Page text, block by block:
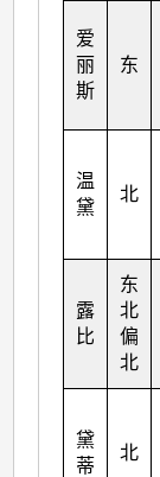
爱
丽
斯
东
温
黛
北
露
比
东
北
偏
北
黛
蒂
北